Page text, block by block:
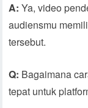
A: Ya, video
audiensmu
tersebut.
Q: Bagaimana
tepat untuk